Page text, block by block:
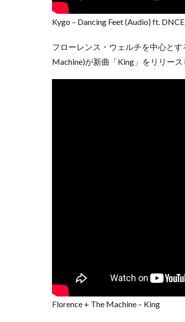
Kygo – Dancing Feet (Audio) ft. DNCE
フローレンス・ウェルチを中心と
Machine)が新曲「King」をリリース
Florence + The Machine – King